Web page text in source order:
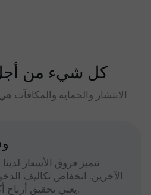
كل شيء من
الانتشار والحماية والمكافآت
تتميز فروق الأسعار
الآخرين. انخفاض تكاليف
يعني تحقيق أرباح أكبر على المدى الطويل.